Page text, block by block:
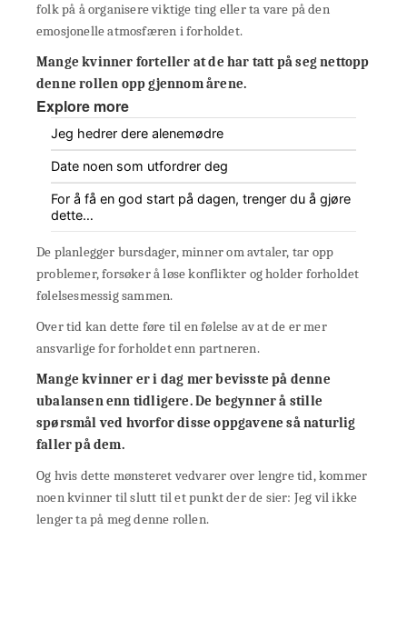
folk på å organisere viktige ting eller ta vare på den
emosjonelle atmosfæren i forholdet.
Mange kvinner forteller at de har tatt på seg nettopp
denne rollen opp gjennom årene.
Explore more
Jeg hedrer dere alenemødre
Date noen som utfordrer deg
For å få en god start på dagen, trenger du å gjøre
dette…
De planlegger bursdager, minner om avtaler, tar opp
problemer, forsøker å løse konflikter og holder forholdet
følelsesmessig sammen.
Over tid kan dette føre til en følelse av at de er mer
ansvarlige for forholdet enn partneren.
Mange kvinner er i dag mer bevisste på denne
ubalansen enn tidligere. De begynner å stille
spørsmål ved hvorfor disse oppgavene så naturlig
faller på dem.
Og hvis dette mønsteret vedvarer over lengre tid, kommer
noen kvinner til slutt til et punkt der de sier: Jeg vil ikke
lenger ta på meg denne rollen.